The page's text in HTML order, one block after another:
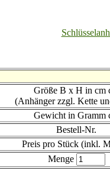
Größe B x H in cm
(Anhänger zzgl. Kette
Gewicht in Gramm
Bestell-Nr.
Preispro Stück (inkl.
Menge